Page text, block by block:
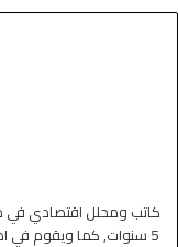
كاتب ومحلل اقتصادي في
5 سنوات, كما ويقوم في